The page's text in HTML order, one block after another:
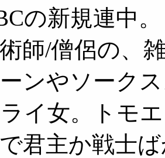
の新規連中。
術師/僧侶の、
ンやソーク
ライ女。トモ
君主か戦士